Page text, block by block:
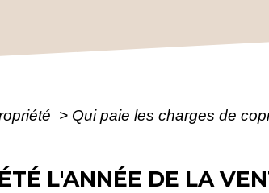
> Qui paie les charges de
L'ANNÉE DE LA